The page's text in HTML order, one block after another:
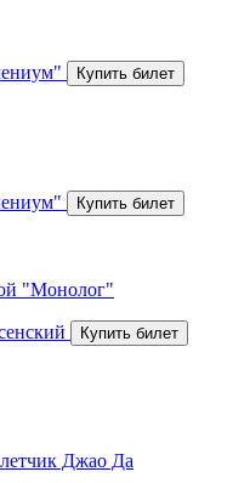
"Монолог"
Джао Да